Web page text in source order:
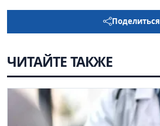
Поделиться
ЧИТАЙТЕ ТАКЖЕ